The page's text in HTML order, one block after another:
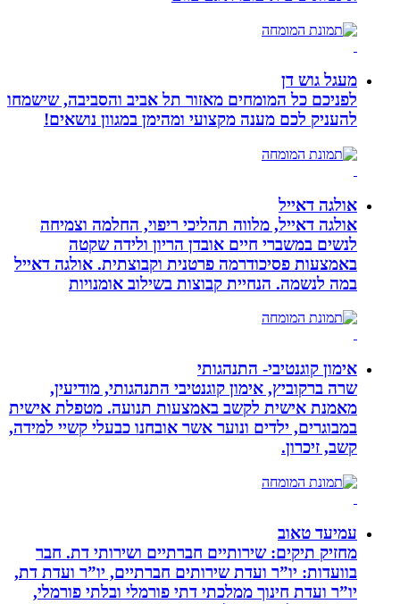
מעגל גוש דן
לפניכם כל המומחים מאזור תל אביב והסביבה, שישמחו
להעניק לכם מענה מקצועי ומהימן במגוון נושאים!
אולגה דאייל
אולגה דאייל, מלווה תהליכי ריפוי, החלמה וצמיחה
לנשים במשברי חיים אובדן הריון ולידה שקטה
באמצעות פסיכודרמה פרטנית וקבוצתית. אולגה דאייל
במה לנשמה. ‏הנחיית קבוצות בשילוב אומנויות‏
אימון קוגנטיבי- התנהגותי
שרה ברקוביץ, אימון קוגנטיבי התנהגותי, מודיעין,
מאמנת אישית לקשב באמצעות תנועה. מטפלת אישית
במבוגרים, ילדים ונוער אשר אובחנו כבעלי קשיי למידה,
קשב, זיכרון.
עמיעד טאוב
מחזיק תיקים: שירותיים חברתיים ושירותי דת. חבר
בוועדות: יו”ר ועדת שירותים חברתיים, יו”ר ועדת דת,
יו”ר ועדת חינוך ממלכתי דתי פורמלי ובלתי פורמלי,